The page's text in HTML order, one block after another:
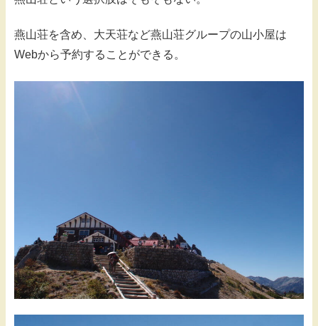
燕山荘を含め、大天荘など燕山荘グループの山小屋は
Webから予約することができる。